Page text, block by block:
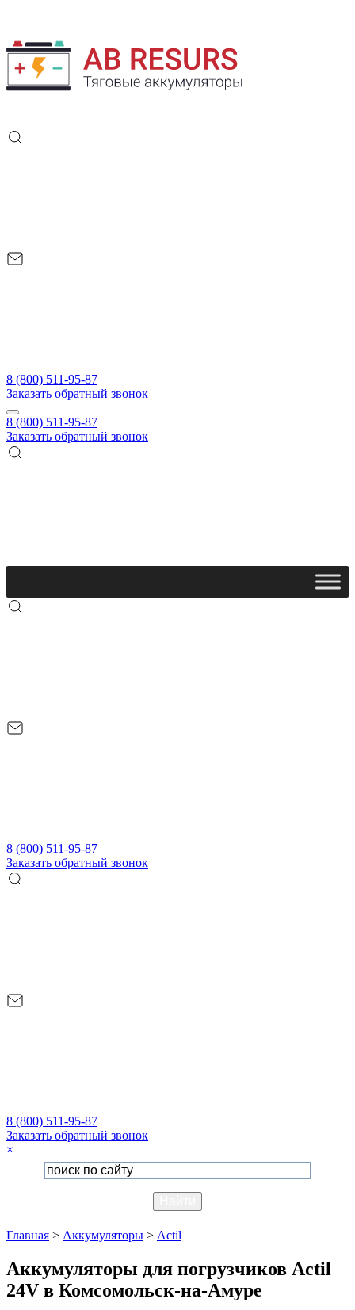
8 (800) 511-95-87
Заказать обратный звонок
8 (800) 511-95-87
Заказать обратный звонок
8 (800) 511-95-87
Заказать обратный звонок
8 (800) 511-95-87
Заказать обратный звонок
×
Главная > Аккумуляторы > Actil
Аккумуляторы для погрузчиков Actil
24V в Комсомольск-на-Амуре